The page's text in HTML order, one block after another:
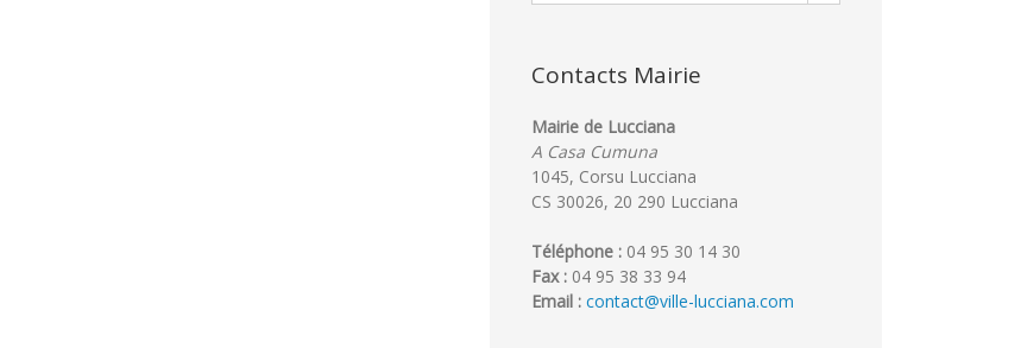
Contacts Mairie
Mairie de Lucciana
A Casa Cumuna
1045, Corsu Lucciana
CS 30026, 20 290 Lucciana
Téléphone : 04 95 30 14 30
Fax : 04 95 38 33 94
Email : contact@ville-lucciana.com